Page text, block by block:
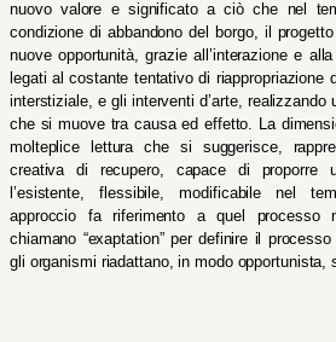
nuovo valore e significato a ciò che nel
condizione di abbandono del borgo, il
nuove opportunità, grazie all’interazione e
legati al costante tentativo di riappropriazione
interstiziale, e gli interventi d’arte, realizzando
che si muove tra causa ed effetto. La
molteplice lettura che si suggerisce,
creativa di recupero, capace di proporre
l’esistente, flessibile, modificabile nel
approccio fa riferimento a quel processo
chiamano “exaptation” per definire il
gli organismi riadattano, in modo opportunista,